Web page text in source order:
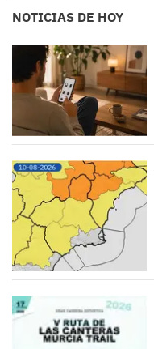
NOTICIAS DE HOY